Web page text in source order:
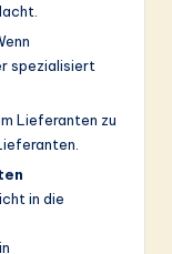
spezialisiert
Lieferanten zu
in die